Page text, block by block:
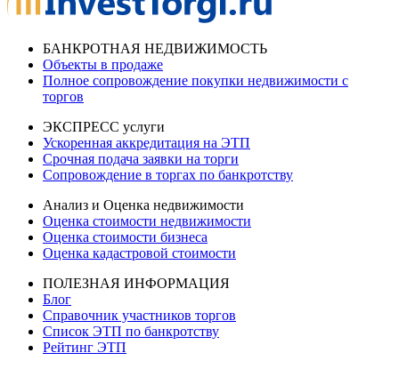
БАНКРОТНАЯ НЕДВИЖИМОСТЬ
Объекты в продаже
Полное сопровождение покупки недвижимости с
торгов
ЭКСПРЕСС услуги
Ускоренная аккредитация на ЭТП
Срочная подача заявки на торги
Сопровождение в торгах по банкротству
Анализ и Оценка недвижимости
Оценка стоимости недвижимости
Оценка стоимости бизнеса
Оценка кадастровой стоимости
ПОЛЕЗНАЯ ИНФОРМАЦИЯ
Блог
Справочник участников торгов
Список ЭТП по банкротству
Рейтинг ЭТП